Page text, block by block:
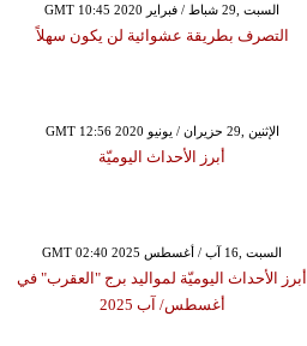
GMT 10:45 2020 السبت ,29 شباط / فبراير
التصرف بطريقة عشوائية لن يكون سهلاً
GMT 12:56 2020 الإثنين ,29 حزيران / يونيو
أبرز الأحداث اليوميّة
GMT 02:40 2025 السبت ,16 آب / أغسطس
أبرز الأحداث اليوميّة لمواليد برج "العقرب" في
أغسطس/ آب 2025